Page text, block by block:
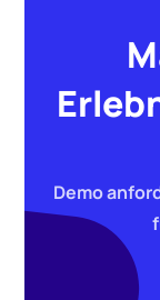
Demo